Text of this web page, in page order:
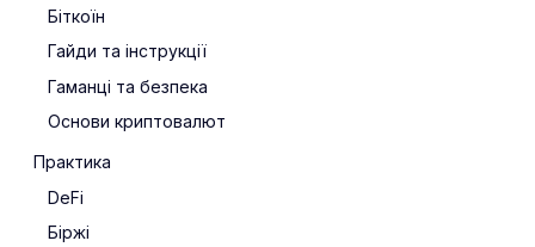
Біткоїн
Гайди та інструкції
Гаманці та безпека
Основи криптовалют
Практика
DeFi
Біржі